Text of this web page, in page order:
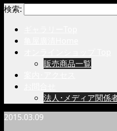
検索:
販売商品一覧
法人･メディア関係
2015.03.09